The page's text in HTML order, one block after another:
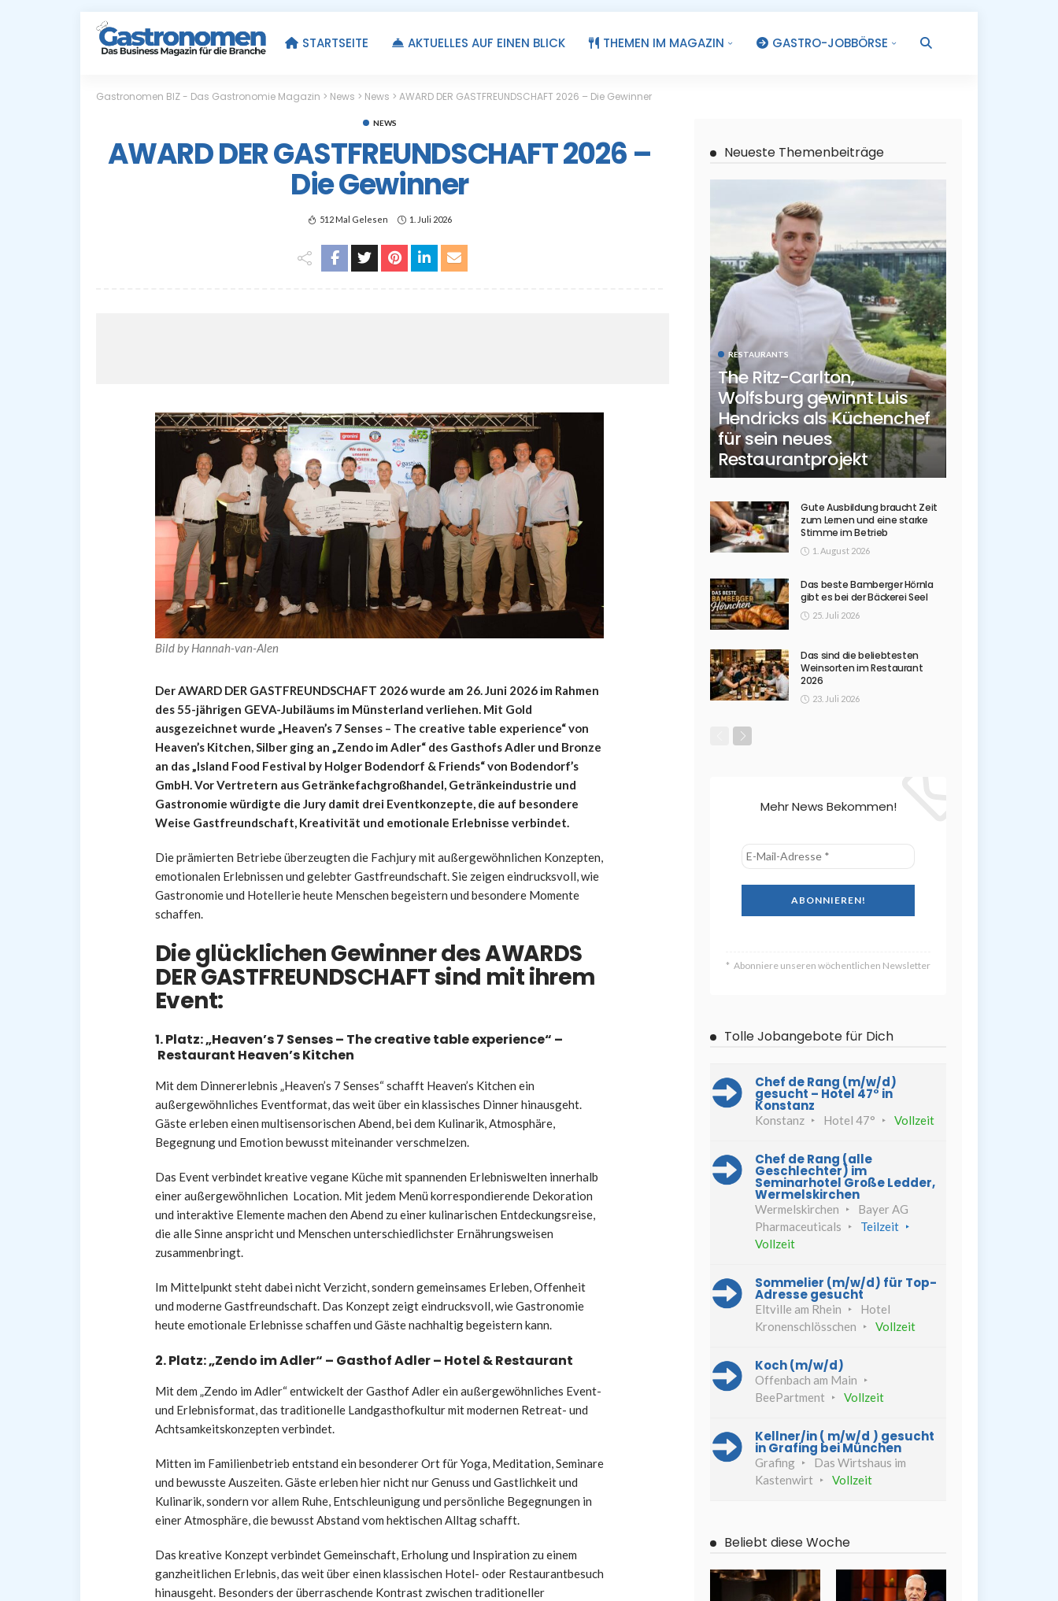
STARTSEITE AKTUELLES AUF EINEN BLICK THEMEN IM MAGAZIN GASTRO-JOBBÖRSE
Gastronomen BIZ - Das Gastronomie Magazin > News > News > AWARD DER GASTFREUNDSCHAFT 2026 – Die Gewinner
NEWS
AWARD DER GASTFREUNDSCHAFT 2026 –
Die Gewinner
512 Mal Gelesen 1. Juli 2026
Bild by Hannah-van-Alen
Der AWARD DER GASTFREUNDSCHAFT 2026 wurde am 26. Juni 2026 im Rahmen
des 55-jährigen GEVA-Jubiläums im Münsterland verliehen. Mit Gold
ausgezeichnet wurde „Heaven’s 7 Senses – The creative table experience“ von
Heaven’s Kitchen, Silber ging an „Zendo im Adler“ des Gasthofs Adler und Bronze
an das „Island Food Festival by Holger Bodendorf & Friends“ von Bodendorf’s
GmbH. Vor Vertretern aus Getränkefachgroßhandel, Getränkeindustrie und
Gastronomie würdigte die Jury damit drei Eventkonzepte, die auf besondere
Weise Gastfreundschaft, Kreativität und emotionale Erlebnisse verbindet.
Die prämierten Betriebe überzeugten die Fachjury mit außergewöhnlichen Konzepten,
emotionalen Erlebnissen und gelebter Gastfreundschaft. Sie zeigen eindrucksvoll, wie
Gastronomie und Hotellerie heute Menschen begeistern und besondere Momente
schaffen.
Die glücklichen Gewinner des AWARDS
DER GASTFREUNDSCHAFT sind mit ihrem
Event:
1. Platz:„Heaven’s 7 Senses – The creative table experience“ –
Restaurant Heaven’s Kitchen
Mit dem Dinnererlebnis „Heaven’s 7 Senses“ schafft Heaven’s Kitchen ein
außergewöhnliches Eventformat, das weit über ein klassisches Dinner hinausgeht.
Gäste erleben einen multisensorischen Abend, bei dem Kulinarik, Atmosphäre,
Begegnung und Emotion bewusst miteinander verschmelzen.
Das Event verbindet kreative vegane Küche mit spannenden Erlebniswelten innerhalb
einer außergewöhnlichen Location. Mit jedem Menü korrespondierende Dekoration
und interaktive Elemente machen den Abend zu einer kulinarischen Entdeckungsreise,
die alle Sinne anspricht und Menschen unterschiedlichster Ernährungsweisen
zusammenbringt.
Im Mittelpunkt steht dabei nicht Verzicht, sondern gemeinsames Erleben, Offenheit
und moderne Gastfreundschaft. Das Konzept zeigt eindrucksvoll, wie Gastronomie
heute emotionale Erlebnisse schaffen und Gäste nachhaltig begeistern kann.
2. Platz:„Zendo im Adler“ – Gasthof Adler – Hotel & Restaurant
Mit dem „Zendo im Adler“ entwickelt der Gasthof Adler ein außergewöhnliches Event-
und Erlebnisformat, das traditionelle Landgasthofkultur mit modernen Retreat- und
Achtsamkeitskonzepten verbindet.
Mitten im Familienbetrieb entstand ein besonderer Ort für Yoga, Meditation, Seminare
und bewusste Auszeiten. Gäste erleben hier nicht nur Genuss und Gastlichkeit und
Kulinarik, sondern vor allem Ruhe, Entschleunigung und persönliche Begegnungen in
einer Atmosphäre, die bewusst Abstand vom hektischen Alltag schafft.
Das kreative Konzept verbindet Gemeinschaft, Erholung und Inspiration zu einem
ganzheitlichen Erlebnis, das weit über einen klassischen Hotel- oder Restaurantbesuch
hinausgeht. Besonders der überraschende Kontrast zwischen traditioneller
Neueste Themenbeiträge
RESTAURANTS
The Ritz-Carlton,
Wolfsburg gewinnt Luis
Hendricks als Küchenchef
für sein neues
Restaurantprojekt
Gute Ausbildung braucht Zeit
zum Lernen und eine starke
Stimme im Betrieb
1. August 2026
Das beste Bamberger Hörnla
gibt es bei der Bäckerei Seel
25. Juli 2026
Das sind die beliebtesten
Weinsorten im Restaurant
2026
23. Juli 2026
Mehr News Bekommen!
Abonniere unseren wöchentlichen Newsletter
Tolle Jobangebote für Dich
Chef de Rang (m/w/d)
gesucht – Hotel 47° in
Konstanz
Konstanz Hotel 47° Vollzeit
Chef de Rang (alle
Geschlechter) im
Seminarhotel Große Ledder,
Wermelskirchen
Wermelskirchen
Bayer AG
Pharmaceuticals
Teilzeit
Vollzeit
Sommelier (m/w/d) für Top-
Adresse gesucht
Eltville am Rhein
Hotel
Kronenschlösschen
Vollzeit
Koch (m/w/d)
Offenbach am Main
BeePartment
Vollzeit
Kellner/in ( m/w/d ) gesucht
in Grafing bei München
Grafing
Das Wirtshaus im
Kastenwirt
Vollzeit
Beliebt diese Woche